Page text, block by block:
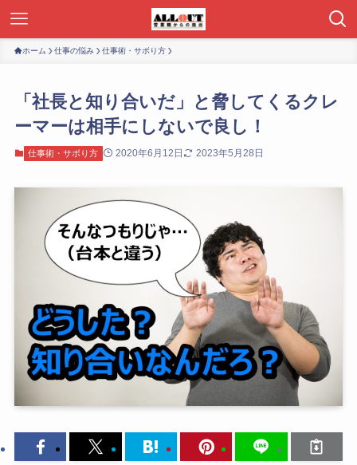
ホーム 仕事の悩み 仕事術・サボり方
「社長と知り合いだ」と脅してくるクレ
ーマーは相手にしないで良し！
仕事術・サボり方 2020年6月12日 2023年5月28日